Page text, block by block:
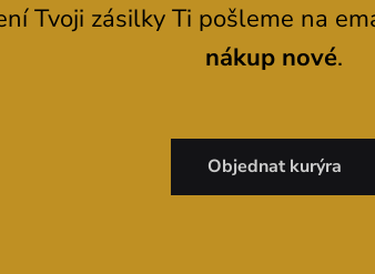
Tvoji zásilky Ti pošleme na
nákup nové.
Objednat kurýra